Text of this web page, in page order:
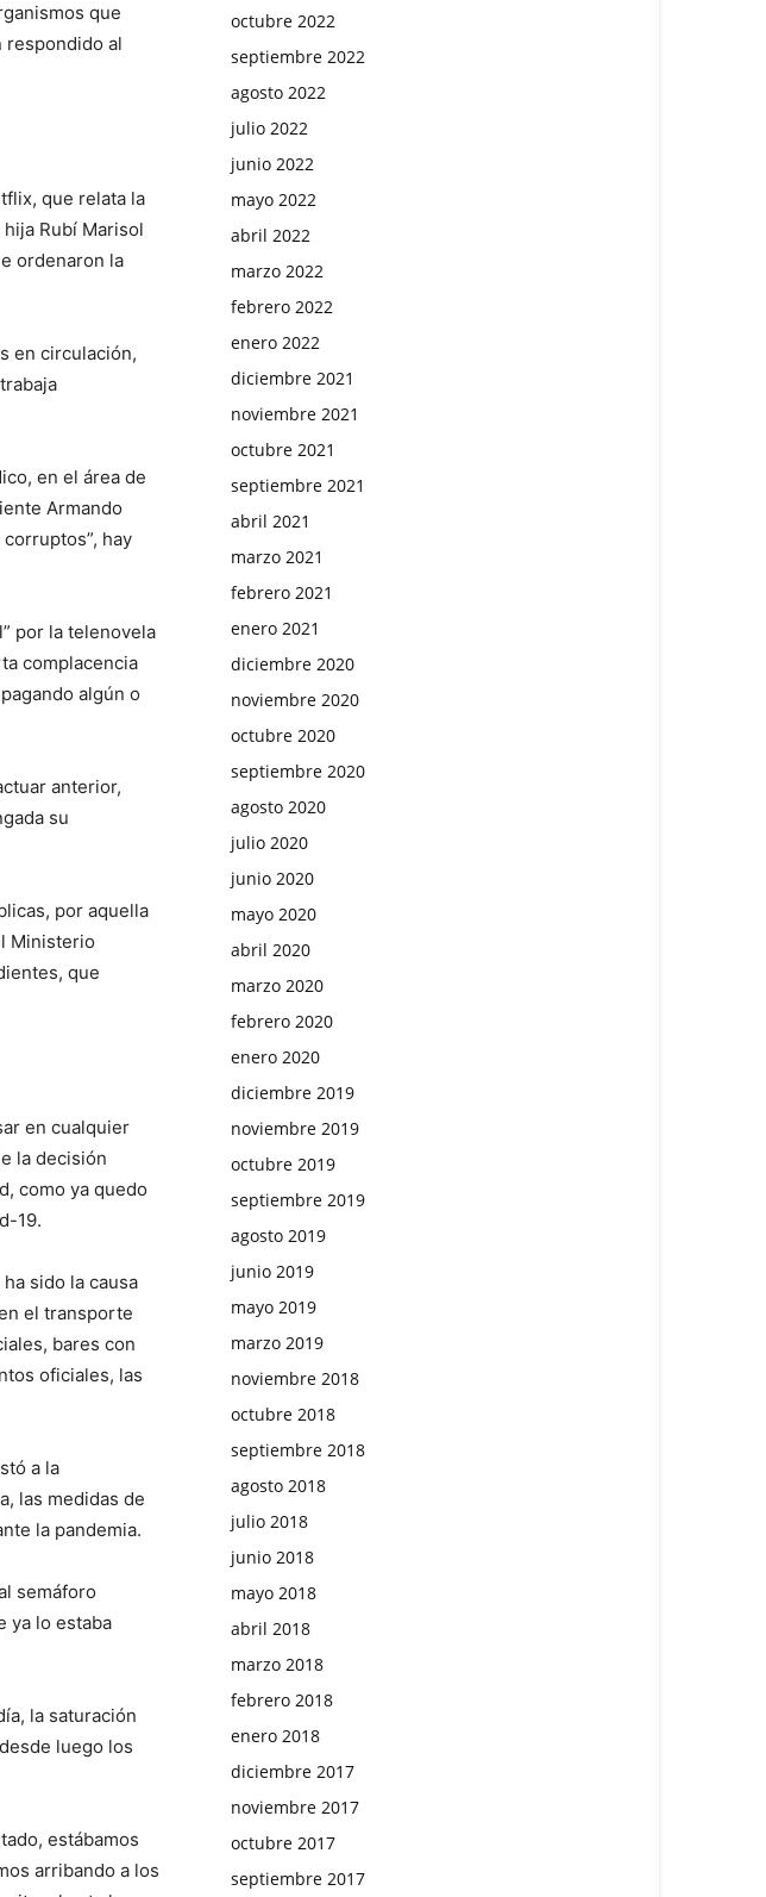
que
respondido al
que relata la
Rubí Marisol
ordenaron la
en circulación,
en el área de
Armando
hay
por la telenovela
complacencia
algún o
anterior,
su
por aquella
Ministerio
que
en cualquier
la decisión
como ya quedo
19.
sido la causa
el transporte
bares con
oficiales, las
a la
las medidas de
la pandemia.
semáforo
ya lo estaba
la saturación
luego los
estábamos
arribando a los
octubre 2022
septiembre 2022
agosto 2022
julio 2022
junio 2022
mayo 2022
abril 2022
marzo 2022
febrero 2022
enero 2022
diciembre 2021
noviembre 2021
octubre 2021
septiembre 2021
abril 2021
marzo 2021
febrero 2021
enero 2021
diciembre 2020
noviembre 2020
octubre 2020
septiembre 2020
agosto 2020
julio 2020
junio 2020
mayo 2020
abril 2020
marzo 2020
febrero 2020
enero 2020
diciembre 2019
noviembre 2019
octubre 2019
septiembre 2019
agosto 2019
junio 2019
mayo 2019
marzo 2019
noviembre 2018
octubre 2018
septiembre 2018
agosto 2018
julio 2018
junio 2018
mayo 2018
abril 2018
marzo 2018
febrero 2018
enero 2018
diciembre 2017
noviembre 2017
octubre 2017
septiembre 2017